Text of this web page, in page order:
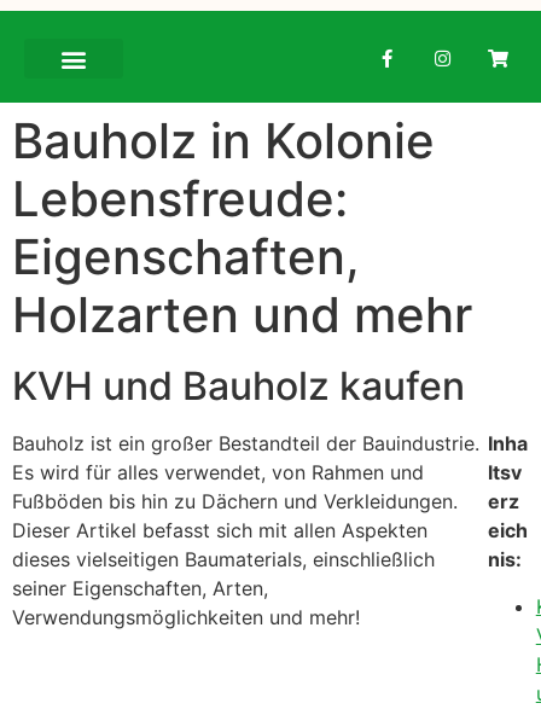
Bauholz in Kolonie
Lebensfreude:
Eigenschaften,
Holzarten und mehr
KVH und Bauholz kaufen
Bauholz ist ein großer Bestandteil der Bauindustrie.
Es wird für alles verwendet, von Rahmen und
Fußböden bis hin zu Dächern und Verkleidungen.
Dieser Artikel befasst sich mit allen Aspekten
dieses vielseitigen Baumaterials, einschließlich
seiner Eigenschaften, Arten,
Verwendungsmöglichkeiten und mehr!
Inha
ltsv
erz
eich
nis: